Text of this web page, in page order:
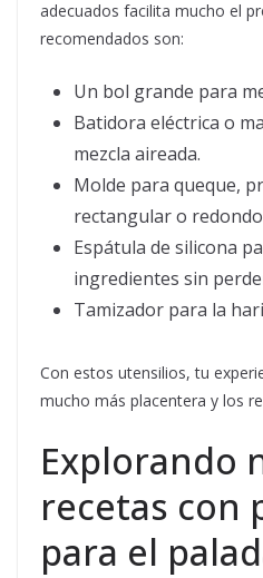
adecuados facilita mucho el
recomendados son:
Un bol grande para
Batidora eléctrica o
mezcla aireada.
Molde para queque,
rectangular o
Espátula de silicona
ingredientes sin
Tamizador para la
Con estos utensilios, tu
mucho más placentera y los
Explorando
recetas con
para el